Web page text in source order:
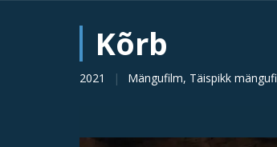
Kõrb
2021 Mängufilm, Täispikk